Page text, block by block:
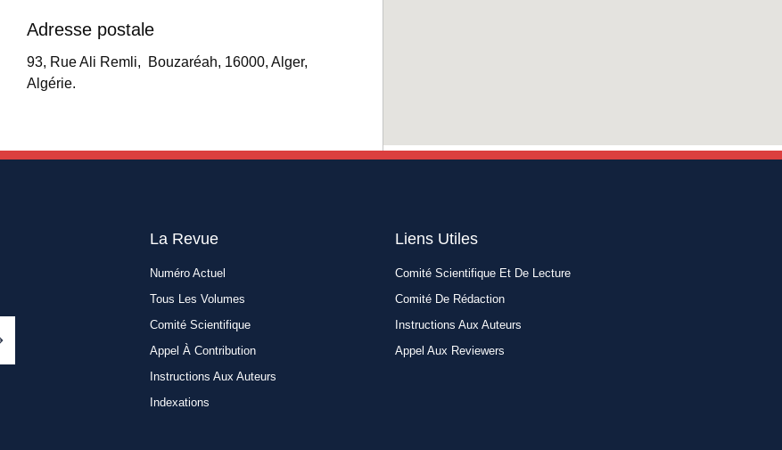
Adresse postale
93, Rue Ali Remli, Bouzaréah, 16000, Alger,
Algérie.
La Revue
Numéro Actuel
Tous Les Volumes
Comité Scientifique
Appel À Contribution
Instructions Aux Auteurs
Indexations
Liens Utiles​
Comité Scientifique Et De Lecture
Comité De Rédaction
Instructions Aux Auteurs
Appel Aux Reviewers